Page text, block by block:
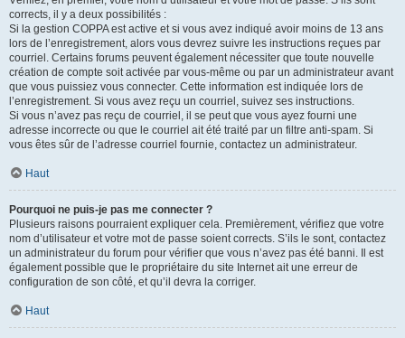
corrects, il y a deux possibilités :
Si la gestion COPPA est active et si vous avez indiqué avoir moins de 13 ans
lors de l’enregistrement, alors vous devrez suivre les instructions reçues par
courriel. Certains forums peuvent également nécessiter que toute nouvelle
création de compte soit activée par vous-même ou par un administrateur avant
que vous puissiez vous connecter. Cette information est indiquée lors de
l’enregistrement. Si vous avez reçu un courriel, suivez ses instructions.
Si vous n’avez pas reçu de courriel, il se peut que vous ayez fourni une
adresse incorrecte ou que le courriel ait été traité par un filtre anti-spam. Si
vous êtes sûr de l’adresse courriel fournie, contactez un administrateur.
Haut
Pourquoi ne puis-je pas me connecter ?
Plusieurs raisons pourraient expliquer cela. Premièrement, vérifiez que votre
nom d’utilisateur et votre mot de passe soient corrects. S’ils le sont, contactez
un administrateur du forum pour vérifier que vous n’avez pas été banni. Il est
également possible que le propriétaire du site Internet ait une erreur de
configuration de son côté, et qu’il devra la corriger.
Haut